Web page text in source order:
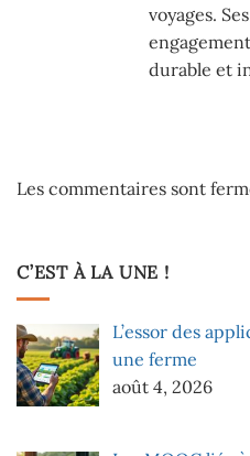
voyages.
durable et
Les commentaires sont
C’EST À LA UNE !
L’essor des
une ferme
août 4, 2026